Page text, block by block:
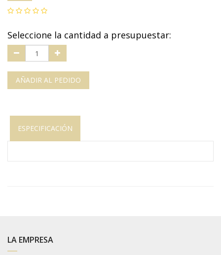
Seleccione la cantidad a presupuestar:
AÑADIR AL PEDIDO
ESPECIFICACIÓN
LA EMPRESA